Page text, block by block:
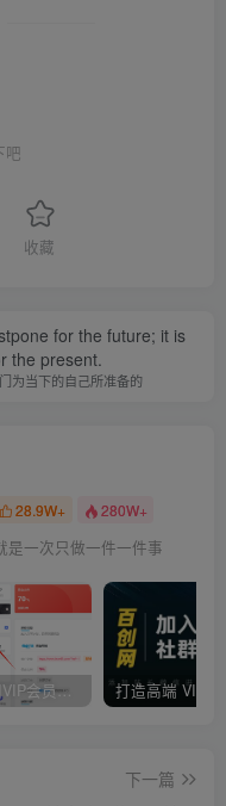
吧
收藏
for the future; it is
the present.
为当下的自己所准备的
28.9W+ 280W+
是一次只做一件一件事
开通宝创网VIP会员，尊享全站资源免费下载，享70%的推广提成！！【限时五折优惠】
下一篇